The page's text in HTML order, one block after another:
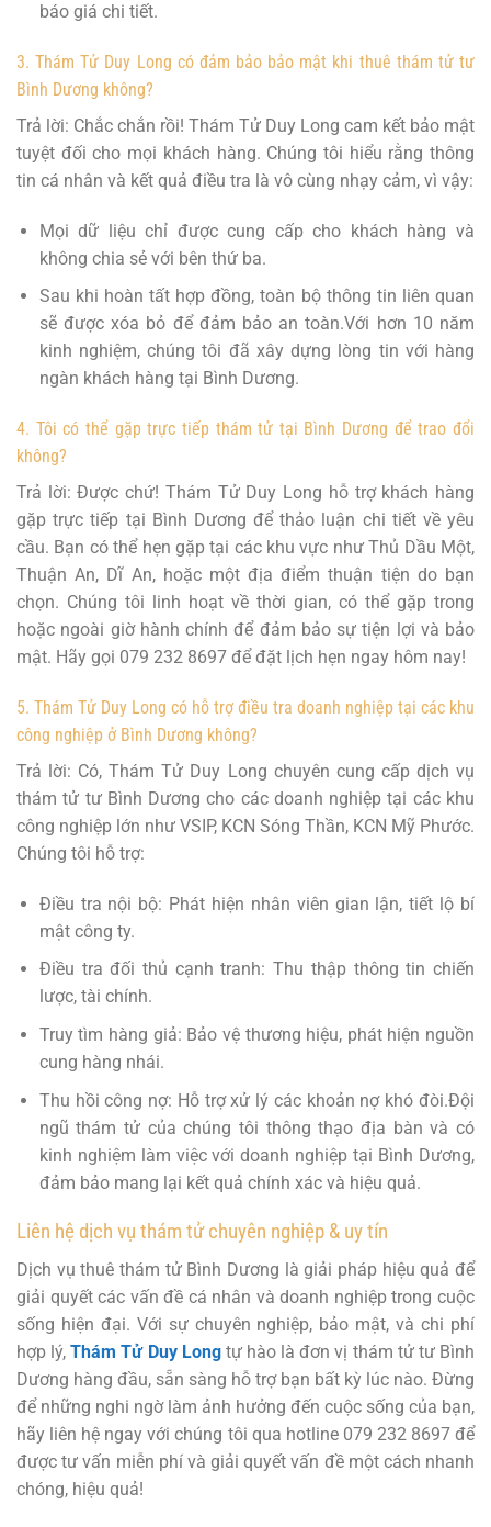
báo giá chi tiết.
3. Thám Tử Duy Long có đảm bảo bảo mật khi thuê thám tử tư
Bình Dương không?
Trả lời: Chắc chắn rồi! Thám Tử Duy Long cam kết bảo mật
tuyệt đối cho mọi khách hàng. Chúng tôi hiểu rằng thông
tin cá nhân và kết quả điều tra là vô cùng nhạy cảm, vì vậy:
Mọi dữ liệu chỉ được cung cấp cho khách hàng và
không chia sẻ với bên thứ ba.
Sau khi hoàn tất hợp đồng, toàn bộ thông tin liên quan
sẽ được xóa bỏ để đảm bảo an toàn.Với hơn 10 năm
kinh nghiệm, chúng tôi đã xây dựng lòng tin với hàng
ngàn khách hàng tại Bình Dương.
4. Tôi có thể gặp trực tiếp thám tử tại Bình Dương để trao đổi
không?
Trả lời: Được chứ! Thám Tử Duy Long hỗ trợ khách hàng
gặp trực tiếp tại Bình Dương để thảo luận chi tiết về yêu
cầu. Bạn có thể hẹn gặp tại các khu vực như Thủ Dầu Một,
Thuận An, Dĩ An, hoặc một địa điểm thuận tiện do bạn
chọn. Chúng tôi linh hoạt về thời gian, có thể gặp trong
hoặc ngoài giờ hành chính để đảm bảo sự tiện lợi và bảo
mật. Hãy gọi 079 232 8697 để đặt lịch hẹn ngay hôm nay!
5. Thám Tử Duy Long có hỗ trợ điều tra doanh nghiệp tại các khu
công nghiệp ở Bình Dương không?
Trả lời: Có, Thám Tử Duy Long chuyên cung cấp dịch vụ
thám tử tư Bình Dương cho các doanh nghiệp tại các khu
công nghiệp lớn như VSIP, KCN Sóng Thần, KCN Mỹ Phước.
Chúng tôi hỗ trợ:
Điều tra nội bộ: Phát hiện nhân viên gian lận, tiết lộ bí
mật công ty.
Điều tra đối thủ cạnh tranh: Thu thập thông tin chiến
lược, tài chính.
Truy tìm hàng giả: Bảo vệ thương hiệu, phát hiện nguồn
cung hàng nhái.
Thu hồi công nợ: Hỗ trợ xử lý các khoản nợ khó đòi.Đội
ngũ thám tử của chúng tôi thông thạo địa bàn và có
kinh nghiệm làm việc với doanh nghiệp tại Bình Dương,
đảm bảo mang lại kết quả chính xác và hiệu quả.
Liên hệ dịch vụ thám tử chuyên nghiệp & uy tín
Dịch vụ thuê thám tử Bình Dương là giải pháp hiệu quả để
giải quyết các vấn đề cá nhân và doanh nghiệp trong cuộc
sống hiện đại. Với sự chuyên nghiệp, bảo mật, và chi phí
hợp lý,Thám Tử Duy Longtự hào là đơn vị thám tử tư Bình
Dương hàng đầu, sẵn sàng hỗ trợ bạn bất kỳ lúc nào. Đừng
để những nghi ngờ làm ảnh hưởng đến cuộc sống của bạn,
hãy liên hệ ngay với chúng tôi qua hotline 079 232 8697 để
được tư vấn miễn phí và giải quyết vấn đề một cách nhanh
chóng, hiệu quả!